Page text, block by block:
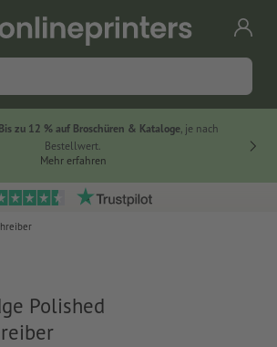
Bis zu 12 % auf Broschüren & Kataloge, je nach
Bestellwert.
Mehr erfahren
Polished